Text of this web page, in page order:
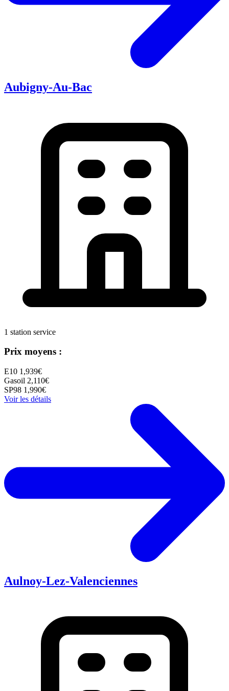
Aubigny-Au-Bac
1 station service
Prix moyens :
E10 1,939€
Gasoil 2,110€
SP98 1,990€
Voir les détails
Aulnoy-Lez-Valenciennes